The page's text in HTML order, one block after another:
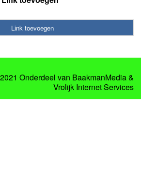
Link toevoegen
Onderdeel van BaakmanMedia&
Vrolijk Internet Services